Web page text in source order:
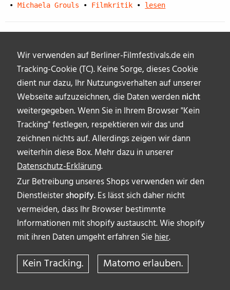
Wir verwenden auf Berliner-Filmfestivals.de ein
Tracking-Cookie (TC). Keine Sorge, dieses Cookie
dient nur dazu, Ihr Nutzungsverhalten auf unserer
Webseite aufzuzeichnen, die Daten werden nicht
weitergegeben. Wenn Sie in Ihrem Browser "Kein
Tracking" festlegen, respektieren wir das und
zeichnen nichts auf. Allerdings zeigen wir dann
weiterhin diese Box. Mehr dazu in unserer
Datenschutz-Erklärung.
Zur Betreibung unseres Shops verwenden wir den
Dienstleistershopify. Es lässt sich daher nicht
vermeiden, dass Ihr Browser bestimmte
Informationen mit shopify austauscht. Wie shopify
mit ihren Daten umgeht erfahren Siehier.
Kein Tracking. Matomo erlauben.
• Michaela Grouls • Filmkritik • lesen
67. Berlinale: „Dayveon“ von Amman Abbasi
Berührende Milieustudie Die Teenagerzeit kann eine
der härtesten Episoden im Leben eines Menschen
sein. Vor nicht allzu langer Zeit war man noch ein
Kind und plötzlich fühlt man sich anders: Die
Hormone spielen verrückt. Man will erwachsen sein,
aber die Erwachsenen erzählen einem, man habe
nichts zu sagen. Wenn man dann noch sein großes
Vorbild […]
Michaela Grouls • Filmkritik • lesen
Woche der Kritik 2017: Zum 3. Mal in Berlin